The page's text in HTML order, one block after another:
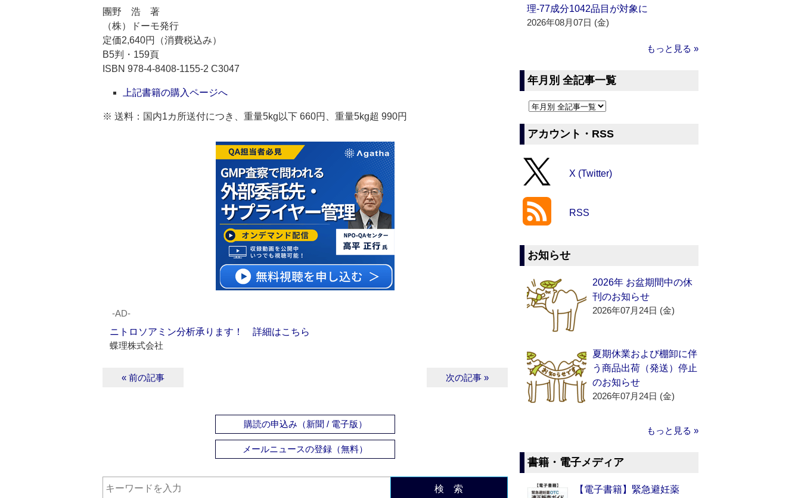
團野 浩 著
（株）ドーモ発行
定価2,640円（消費税込み）
B5判・159頁
ISBN 978-4-8408-1155-2 C3047
上記書籍の購入ページへ
※ 送料：国内1カ所送付につき、重量5kg以下 660円、重量5kg超 990円
‐AD‐
ニトロソアミン分析承ります！ 詳細はこちら
蝶理株式会社
« 前の記事 次の記事 »
購読の申込み（新聞 / 電子版）
メールニュースの登録（無料）
検 索
理‐77成分1042品目が対象に
2026年08月07日 (金)
もっと見る »
年月別 全記事一覧
アカウント・RSS
X (Twitter)
RSS
お知らせ
2026年 お盆期間中の休
刊のお知らせ
2026年07月24日 (金)
夏期休業および棚卸に伴
う商品出荷（発送）停止
のお知らせ
2026年07月24日 (金)
もっと見る »
書籍・電子メディア
【電子書籍】緊急避妊薬